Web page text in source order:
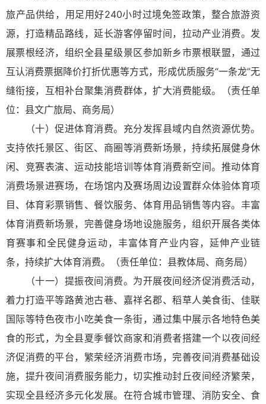
旅产品供给，用足用好240小时过境免签政策，整合旅游资
源，打造精品路线，延长游客停留时间，拉动产业消费。发
展票根经济，组织全县星级景区参加新乡市票根联盟，通过
互认消费票据降价打折优惠等方式，形成优质服务“一条龙”无
缝衔接，互相补台聚集消费群体，扩大消费能级。（责任单
位：县文广旅局、商务局）
（十）促进体育消费。充分发挥县域内自然资源优势。
支持依托景区、街区、商圈等消费新场景，持续拓展健身休
闲、竞赛表演、运动技能培训等体育消费新空间。推动体育
消费场景进赛场，在场馆内及赛场周边设置群众体验体育项
目、体育彩票销售、餐饮服务、体育用品销售等内容。丰富
体育消费新场景，完善健身场地设施服务，组织开展各类体
育赛事和全民健身运动，丰富体育产业内容，延伸产业链
条，持续扩大体育消费。（责任单位：县教体局、商务局）
（十一）提振夜间消费。为开展夜间经济促消费活动，
着力打造平等路黄池古巷、嘉祥名郡、稻草人美食街、佳联
国际等特色夜市小吃美食一条街，通过集中展示各地特色美
食的形式，为全县夏季餐饮商家和消费者搭建一个以夜间经
济促消费的平台，繁荣经济消费市场，完善夜间消费基础设
施，提升夜间消费服务能力，切实推动封丘夜间经济繁荣，
实现全县经济多元化发展。在符合城市管理、消防安全、食